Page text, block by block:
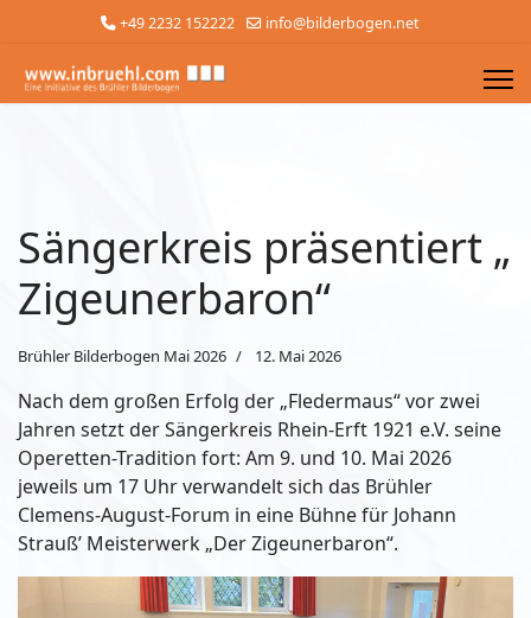
+49 2232 152222 info@bilderbogen.net
Sängerkreis präsentiert „
Zigeunerbaron“
Brühler Bilderbogen Mai 2026 12. Mai 2026
Nach dem großen Erfolg der „Fledermaus“ vor zwei
Jahren setzt der Sängerkreis Rhein-Erft 1921 e.V. seine
Operetten-Tradition fort: Am 9. und 10. Mai 2026
jeweils um 17 Uhr verwandelt sich das Brühler
Clemens-August-Forum in eine Bühne für Johann
Strauß’ Meisterwerk „Der Zigeunerbaron“.